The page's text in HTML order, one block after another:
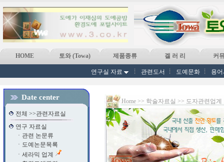
HOME 토와 (Towa) 제품종류 겔 러 리 커
연구실 자료 관련도서 도예문화 용
Date center
전체 >>관련자료실
연구 자료실
ㆍ 관련 논문류
ㆍ 도예논문목록
ㆍ 세라믹 업계
Home >> 학술자료실 >> 도자관련업